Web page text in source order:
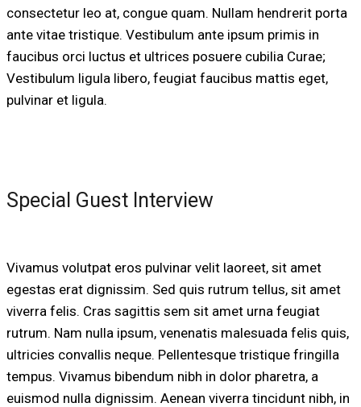
consectetur leo at, congue quam. Nullam hendrerit porta
ante vitae tristique. Vestibulum ante ipsum primis in
faucibus orci luctus et ultrices posuere cubilia Curae;
Vestibulum ligula libero, feugiat faucibus mattis eget,
pulvinar et ligula.
Special Guest Interview
Vivamus volutpat eros pulvinar velit laoreet, sit amet
egestas erat dignissim. Sed quis rutrum tellus, sit amet
viverra felis. Cras sagittis sem sit amet urna feugiat
rutrum. Nam nulla ipsum, venenatis malesuada felis quis,
ultricies convallis neque. Pellentesque tristique fringilla
tempus. Vivamus bibendum nibh in dolor pharetra, a
euismod nulla dignissim. Aenean viverra tincidunt nibh, in